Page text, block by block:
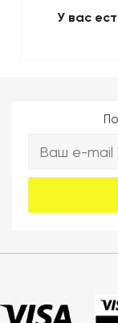
У вас